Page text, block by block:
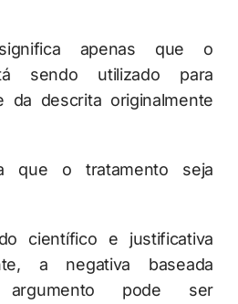
apenas que o
sendo utilizado para
da descrita originalmente
que o tratamento seja
científico e justificativa
a negativa baseada
pode ser